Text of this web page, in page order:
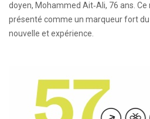
doyen, Mohammed Ait‑Ali, 76 ans.
présenté comme un marqueur fort
nouvelle et expérience.